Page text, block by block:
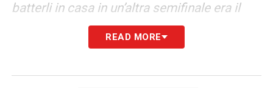
batterli in casa in un’altra semifinale era il
modo migliore per vendicarsi. Sono felice
per la squadra. Credo che la costanza e
READ MORE